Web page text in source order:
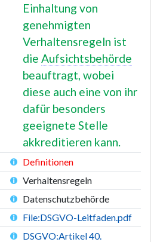
Einhaltung von
genehmigten
Verhaltensregeln ist
dieAufsichtsbehörde
beauftragt, wobei
diese auch eine von ihr
dafür besonders
geeignete Stelle
akkreditieren kann.
Definitionen
Verhaltensregeln
Datenschutzbehörde
File:DSGVO-Leitfaden.pdf
DSGVO:Artikel 40.